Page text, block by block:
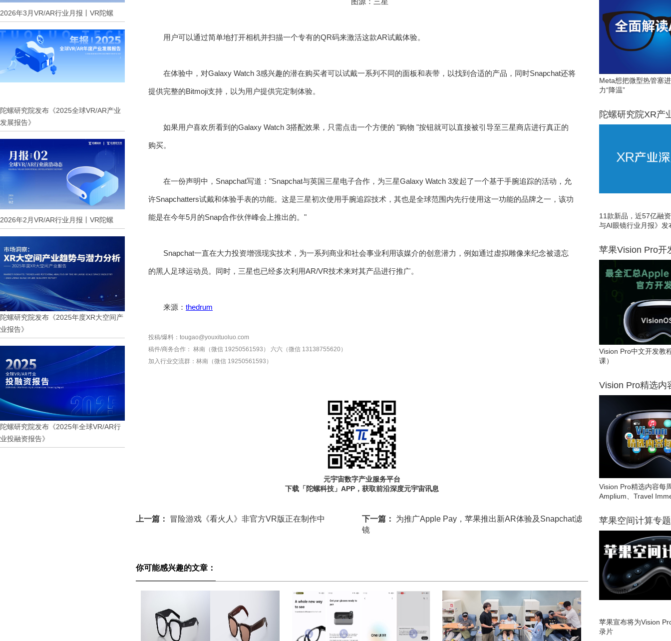
2026年3月VR/AR行业月报丨VR陀螺
陀螺研究院发布《2025全球VR/AR产业
发展报告》
2026年2月VR/AR行业月报丨VR陀螺
陀螺研究院发布《2025年度XR大空间产
业报告》
陀螺研究院发布《2025年全球VR/AR行
业投融资报告》
用户可以通过简单地打开相机并扫描一个专有的QR码来激活这款AR试戴体验。
在体验中，对Galaxy Watch 3感兴趣的潜在购买者可以试戴一系列不同的面板和表带，以找到合适的产品，同时Snapchat还将
提供完整的Bitmoji支持，以为用户提供完定制体验。
如果用户喜欢所看到的Galaxy Watch 3搭配效果，只需点击一个方便的 "购物 "按钮就可以直接被引导至三星商店进行真正的
购买。
在一份声明中，Snapchat写道："Snapchat与英国三星电子合作，为三星Galaxy Watch 3发起了一个基于手腕追踪的活动，允
许Snapchatters试戴和体验手表的功能。这是三星初次使用手腕追踪技术，其也是全球范围内先行使用这一功能的品牌之一，该功
能是在今年5月的Snap合作伙伴峰会上推出的。"
Snapchat一直在大力投资增强现实技术，为一系列商业和社会事业利用该媒介的创意潜力，例如通过虚拟雕像来纪念被遗忘
的黑人足球运动员。同时，三星也已经多次利用AR/VR技术来对其产品进行推广。
来源： thedrum
投稿/爆料：tougao@youxituoluo.com
稿件/商务合作： 林南（微信 19250561593）
六六（微信 13138755620）
加入行业交流群： 林南（微信 19250561593）
元宇宙数字产业服务平台
下载「陀螺科技」APP，获取前沿深度元宇宙讯息
上一篇： 冒险游戏《看火人》非官方VR版正在制作中 下一篇： 为推广Apple Pay，苹果推出新AR体验及Snapchat滤
镜
你可能感兴趣的文章：
Meta想把微型热管塞
力“降温”
陀螺研究院XR产
11款新品，近57亿融
与AI眼镜行业月报》发
苹果Vision Pro开
Vision Pro中文开发教
课）
Vision Pro精选内
Vision Pro精选内容每
Amplium、Travel
苹果空间计算专题
苹果宣布将为Vision
录片